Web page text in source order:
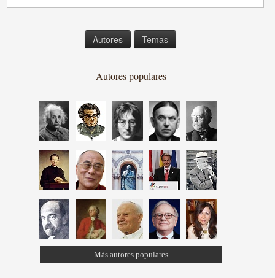
Autores Temas
Autores populares
Más autores populares